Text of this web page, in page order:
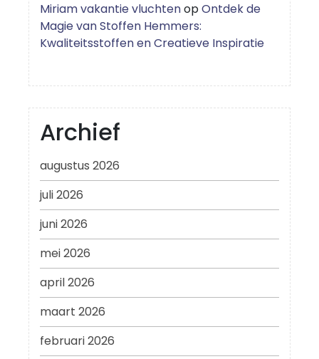
Miriam vakantie vluchtenopOntdek de
Magie van Stoffen Hemmers:
Kwaliteitsstoffen en Creatieve Inspiratie
Archief
augustus 2026
juli 2026
juni 2026
mei 2026
april 2026
maart 2026
februari 2026